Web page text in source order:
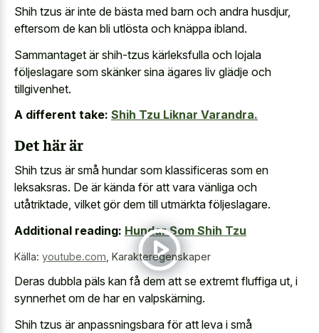
Shih tzus är inte de bästa med barn och andra husdjur,
eftersom de kan bli utlösta och knäppa ibland.
Sammantaget är shih-tzus kärleksfulla och lojala
följeslagare som skänker sina ägares liv glädje och
tillgivenhet.
A different take: Shih Tzu Liknar Varandra.
Det här är
Shih tzus är små hundar som klassificeras som en
leksaksras. De är kända för att vara vänliga och
utåtriktade, vilket gör dem till utmärkta följeslagare.
Additional reading: Hundar Som Shih Tzu
Källa: youtube.com Karakteregenskaper
Deras dubbla päls kan få dem att se extremt fluffiga ut, i
synnerhet om de har en valpskärning.
Shih tzus är anpassningsbara för att leva i små